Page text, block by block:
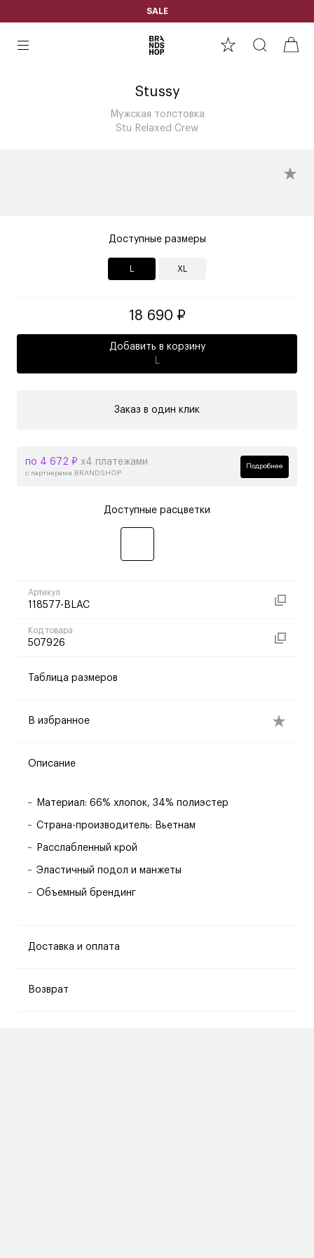
SALE
Stussy
Мужская толстовка
Stu Relaxed Crew
Доступные размеры
XL
18 690 ₽
Добавить в корзину
L
Заказ в один клик
по 4 672 ₽ х4 платежами
с партнерами BRANDSHOP
Подробнее
Доступные расцветки
Артикул
118577-BLAC
Код товара
507926
Таблица размеров
В избранное
Описание
Материал: 66% хлопок, 34% полиэстер
Страна-производитель: Вьетнам
Расслабленный крой
Эластичный подол и манжеты
Объемный брендинг
Доставка и оплата
Возврат